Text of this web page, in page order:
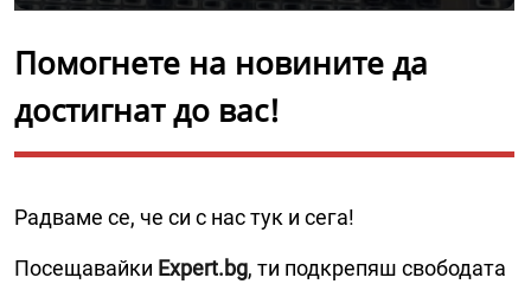
Помогнете на новините да
достигнат до вас!
Радваме се, че си с нас тук и сега!
Посещавайки Expert.bg, ти подкрепяш свободата